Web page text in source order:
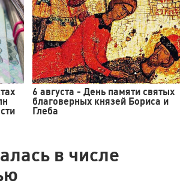
6 августа - День памяти святых
благоверных князей Бориса и
Глеба
в числе